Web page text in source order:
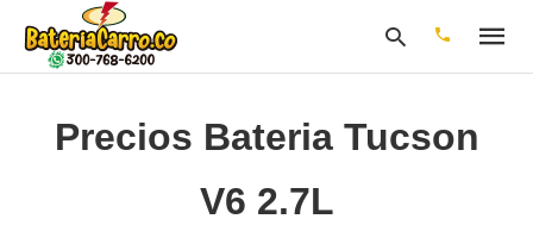
Precios Bateria Tucson
V6 2.7L